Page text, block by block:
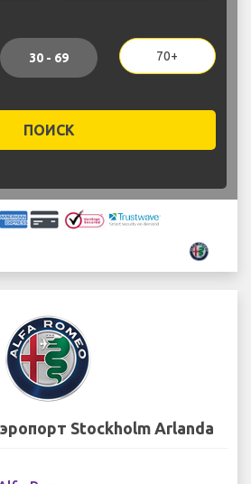
30 - 69 70+
ПОИСК
Stockholm Arlanda